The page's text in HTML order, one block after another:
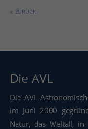
ZURÜCK
Die AVL
Die AVL
im Juni 2000
Natur, das Weltall, in